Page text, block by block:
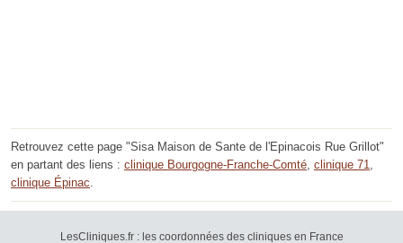
Retrouvez cette page "Sisa Maison de Sante de l'Epinacois Rue Grillot"
en partant des liens : clinique Bourgogne-Franche-Comté, clinique 71,
clinique Épinac.
LesCliniques.fr : les coordonnées des cliniques en France